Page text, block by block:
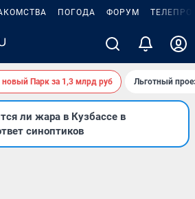
ПОГОДА ФОРУМ
Парк за 1,3 млрд руб Льготный
ли жара в Кузбассе в
синоптиков